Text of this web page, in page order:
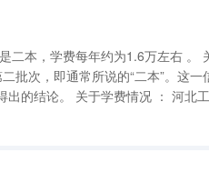
况 ： 河北工程
致估算，并可能因不同专业和年份而